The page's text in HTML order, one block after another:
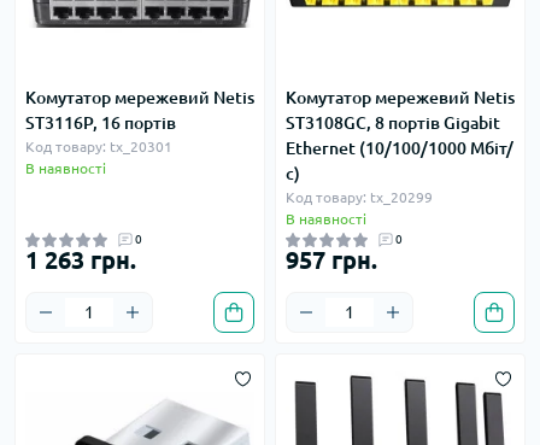
Комутатор мережевий Netis
ST3116P, 16 портів
Код товару: tx_20301
В наявності
0
1 263 грн.
Комутатор мережевий Netis
ST3108GC, 8 портів Gigabit
Ethernet (10/100/1000 Мбіт/
с)
Код товару: tx_20299
В наявності
0
957 грн.